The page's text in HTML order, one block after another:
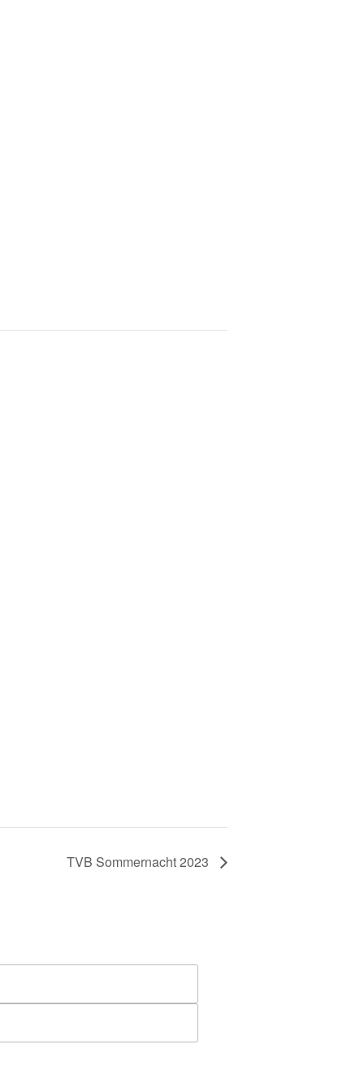
TVB Sommernacht 2023